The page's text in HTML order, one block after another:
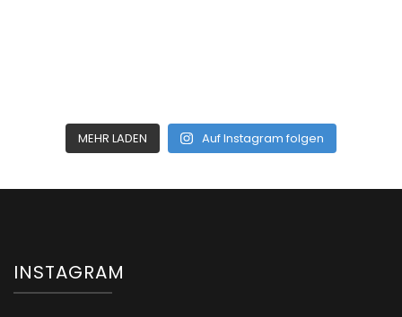
MEHR LADEN Auf Instagram folgen
INSTAGRAM